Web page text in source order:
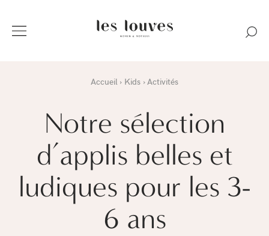
Accueil Kids Activités
Notre sélection
d’applis belles et
ludiques pour les 3-
6 ans